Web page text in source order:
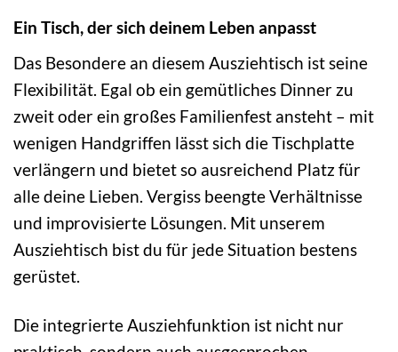
Ein Tisch, der sich deinem Leben anpasst
Das Besondere an diesem Ausziehtisch ist seine
Flexibilität. Egal ob ein gemütliches Dinner zu
zweit oder ein großes Familienfest ansteht – mit
wenigen Handgriffen lässt sich die Tischplatte
verlängern und bietet so ausreichend Platz für
alle deine Lieben. Vergiss beengte Verhältnisse
und improvisierte Lösungen. Mit unserem
Ausziehtisch bist du für jede Situation bestens
gerüstet.
Die integrierte Ausziehfunktion ist nicht nur